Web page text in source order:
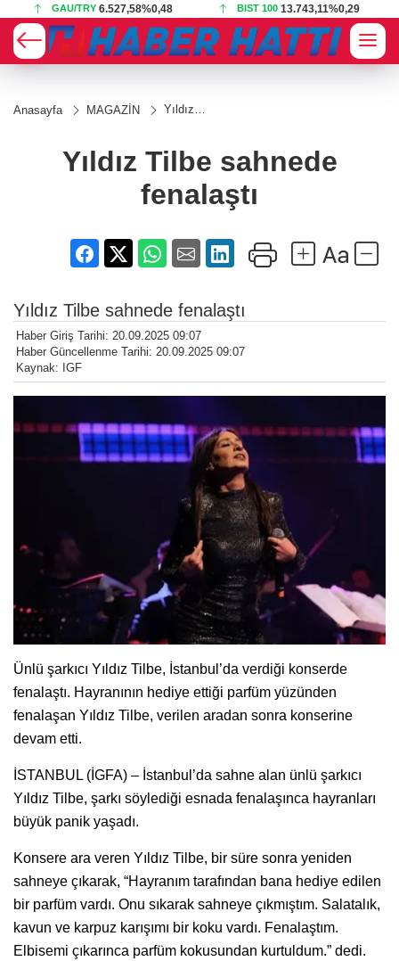
GAU/TRY 6.527,58%0,48 BIST 100 13.743,11%0,29
Anasayfa MAGAZİN
Yıldız
fenalaştı
Yıldız Tilbe sahnede
fenalaştı
Yıldız Tilbe sahnede fenalaştı
Haber Giriş Tarihi: 20.09.2025 09:07
Haber Güncellenme Tarihi: 20.09.2025 09:07
Kaynak: IGF
Ünlü şarkıcı Yıldız Tilbe, İstanbul’da verdiği konserde
fenalaştı. Hayranının hediye ettiği parfüm yüzünden
fenalaşan Yıldız Tilbe, verilen aradan sonra konserine
devam etti.
İSTANBUL (İGFA) – İstanbul’da sahne alan ünlü şarkıcı
Yıldız Tilbe, şarkı söylediği esnada fenalaşınca hayranları
büyük panik yaşadı.
Konsere ara veren Yıldız Tilbe, bir süre sonra yeniden
sahneye çıkarak, “Hayranım tarafından bana hediye edilen
bir parfüm vardı. Onu sıkarak sahneye çıkmıştım. Salatalık,
kavun ve karpuz karışımı bir koku vardı. Fenalaştım.
Elbisemi çıkarınca parfüm kokusundan kurtuldum.” dedi.